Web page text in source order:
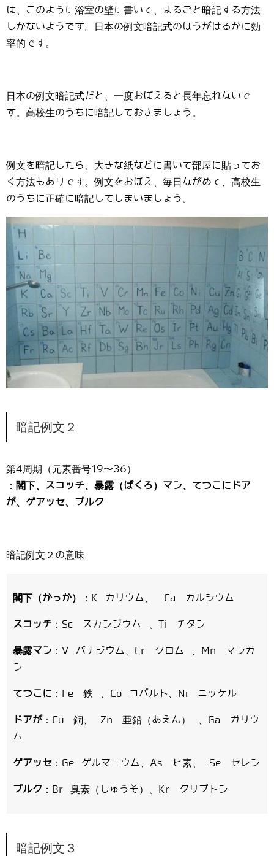
は、このように浴室の壁に書いて、まるごと暗記する方法
しかないようです。日本の例文暗記式のほうがはるかに効
率的です。
日本の例文暗記式だと、一度おぼえると長年忘れないで
す。高校生のうちに暗記しておきましょう。
例文を暗記したら、大きな紙などに書いて部屋に貼ってお
く方法もありです。例文をおぼえ、毎日ながめて、高校生
のうちに正確に暗記してしまいましょう。
暗記例文２
第4周期（元素番号19〜36）
： 閣下、スコッチ、暴露（ばくろ）マン、てつこにドア
が、ゲアッセ、ブルク
暗記例文２の意味
閣下（かっか） ：K カリウム、 Ca カルシウム
スコッチ ：Sc スカンジウム 、Ti チタン
暴露マン ：V バナジウム、Cr クロム 、Mn マンガ
ン
てつこに ：Fe 鉄 、Co コバルト、Ni ニッケル
ドアが ：Cu 銅、 Zn 亜鉛（あえん） 、Ga ガリウ
ム
ゲアッセ ：Ge ゲルマニウム、As ヒ素、 Se セレン
ブルク ：Br 臭素（しゅうそ）、Kr クリプトン
暗記例文３